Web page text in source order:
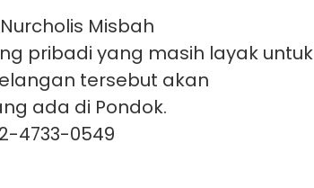
Misbah
pribadi yang masih layak untuk
tersebut akan
ada di Pondok.
4733-0549